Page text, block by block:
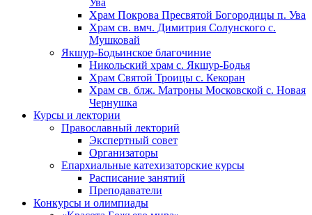
Храм Покрова Пресвятой Богородицы п. Ува
Храм св. вмч. Димитрия Солунского с.
Мушковай
Якшур-Бодьинское благочиние
Никольский храм с. Якшур-Бодья
Храм Святой Троицы с. Кекоран
Храм св. блж. Матроны Московской с. Новая
Чернушка
Курсы и лектории
Православный лекторий
Экспертный совет
Организаторы
Епархиальные катехизаторские курсы
Расписание занятий
Преподаватели
Конкурсы и олимпиады